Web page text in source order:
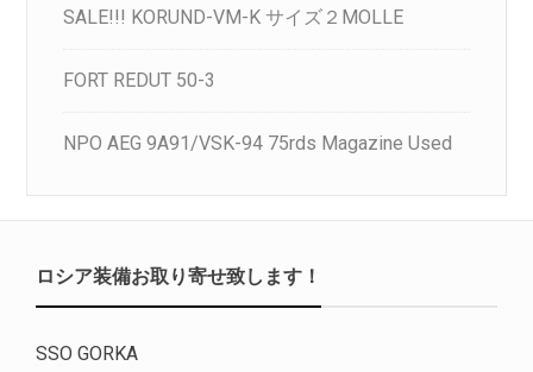
SALE!!! KORUND-VM-K サイズ２MOLLE
FORT REDUT 50-3
NPO AEG 9A91/VSK-94 75rds Magazine Used
ロシア装備お取り寄せ致します！
SSO GORKA